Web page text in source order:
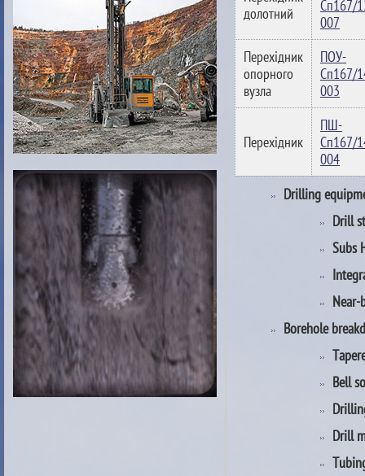
долотний
Сп167/
007
Перехідник
опорного
вузла
ПОУ-
Сп167/
003
Перехідник
ПШ-
Сп167/
004
Drilling
Drill
Subs
Near-
Borehole
Bell
Drill